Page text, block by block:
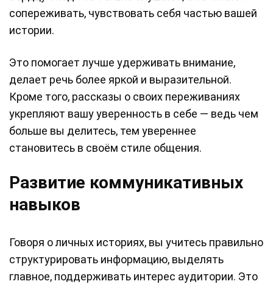
сопереживать, чувствовать себя частью вашей
истории.
Это помогает лучше удерживать внимание,
делает речь более яркой и выразительной.
Кроме того, рассказы о своих переживаниях
укрепляют вашу уверенность в себе — ведь чем
больше вы делитесь, тем увереннее
становитесь в своём стиле общения.
Развитие коммуникативных
навыков
Говоря о личных историях, вы учитесь правильно
структурировать информацию, выделять
главное, поддерживать интерес аудитории. Это